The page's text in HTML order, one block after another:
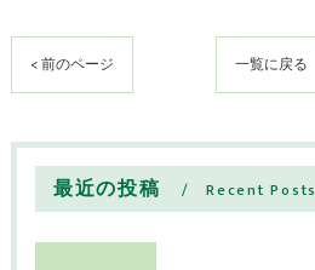
< 前のページ 一覧に戻る
最近の投稿 Recent Posts